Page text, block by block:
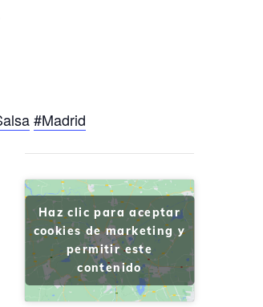
#Madrid
Haz clic para aceptar
cookies de marketing y
permitir este
contenido